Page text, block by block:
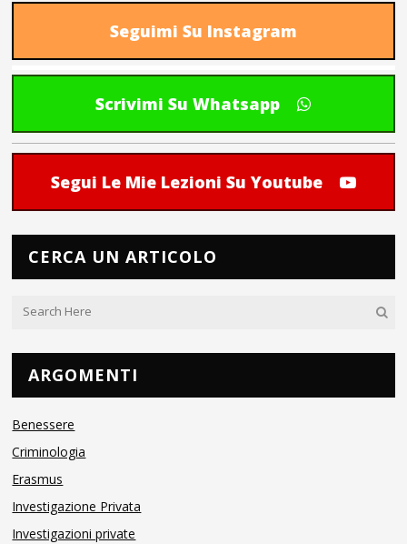
Seguimi Su Instagram
Scrivimi Su Whatsapp
Segui Le Mie Lezioni Su Youtube
CERCA UN ARTICOLO
ARGOMENTI
Benessere
Criminologia
Erasmus
Investigazione Privata
Investigazioni private